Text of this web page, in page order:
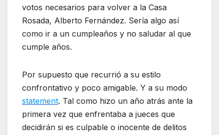
votos necesarios para volver a la Casa
Rosada, Alberto Fernández. Sería algo así
como ir a un cumpleaños y no saludar al que
cumple años.
Por supuesto que recurrió a su estilo
confrontativo y poco amigable. Y a su modo
statement. Tal como hizo un año atrás ante la
primera vez que enfrentaba a jueces que
decidirán si es culpable o inocente de delitos